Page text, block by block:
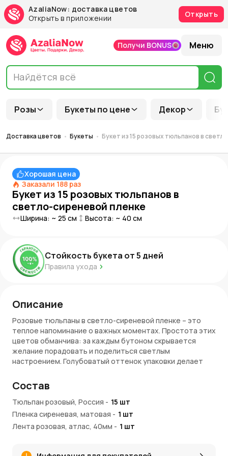
AzaliaNow: доставка цветов
Открыть в приложении
Открыть
Розы Букеты по цене Декор
Получи BONUS Меню
Доставка цветов Букеты Букет из 15 розовых тюльпанов в
Хорошая цена
Заказали 188 раз
Букет из 15 розовых тюльпанов в
светло-сиреневой пленке
Ширина: ~ 25 см Высота: ~ 40 см
Стойкость букета от5 дней
Правила ухода
Описание
Розовые тюльпаны в светло-сиреневой пленке – это
теплое напоминание о важных моментах. Простота этих
цветов обманчива: за каждым бутоном скрывается
желание порадовать и поделиться светлым
настроением. Голубоватый оттенок упаковки делает
стиль подходит для любого случая.
Этот букет станет хорошим выбором, чтобы выразить
внимание и вызвать улыбку.
Что делает букет особенным
подчёркивает свежесть цветов.
Состав
Тюльпан розовый, Россия - 15 шт
Пленка сиреневая, матовая - 1 шт
Лента розовая, атлас, 40мм - 1 шт